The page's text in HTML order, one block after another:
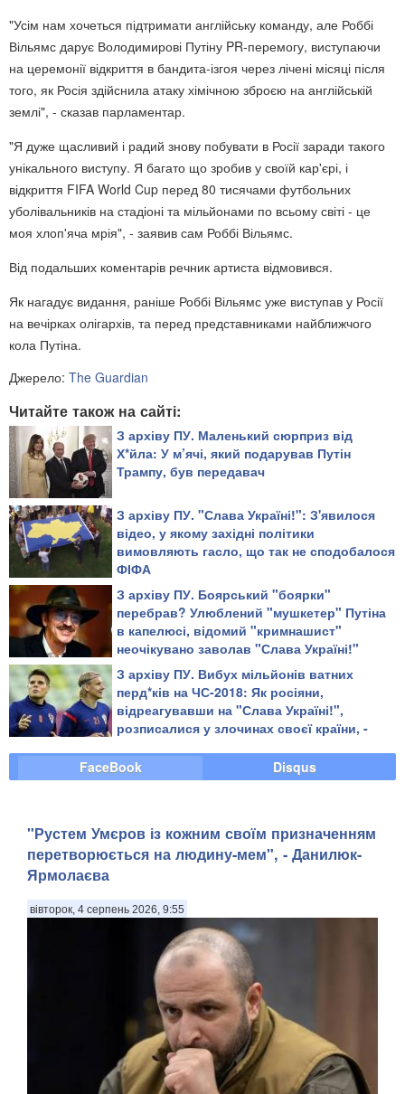
"Усім нам хочеться підтримати англійську команду, але Роббі
Вільямс дарує Володимирові Путіну PR-перемогу, виступаючи
на церемонії відкриття в бандита-ізгоя через лічені місяці після
того, як Росія здійснила атаку хімічною зброєю на англійській
землі", - сказав парламентар.
"Я дуже щасливий і радий знову побувати в Росії заради такого
унікального виступу. Я багато що зробив у своїй кар'єрі, і
відкриття FIFA World Cup перед 80 тисячами футбольних
уболівальників на стадіоні та мільйонами по всьому світі - це
моя хлоп'яча мрія", - заявив сам Роббі Вільямс.
Від подальших коментарів речник артиста відмовився.
Як нагадує видання, раніше Роббі Вільямс уже виступав у Росії
на вечірках олігархів, та перед представниками найближчого
кола Путіна.
Джерело: The Guardian
Читайте також на сайті:
З архіву ПУ. Маленький сюрприз від
Х*йла: У м’ячі, який подарував Путін
Трампу, був передавач
З архіву ПУ. "Слава Україні!": З'явилося
відео, у якому західні політики
вимовляють гасло, що так не сподобалося
ФІФА
З архіву ПУ. Боярський "боярки"
перебрав? Улюблений "мушкетер" Путіна
в капелюсі, відомий "кримнашист"
неочікувано заволав "Слава Україні!"
З архіву ПУ. Вибух мільйонів ватних
перд*ків на ЧС-2018: Як росіяни,
відреагувавши на "Слава Україні!",
розписалися у злочинах своєї країни, -
FaceBook
Disqus
"Рустем Умєров із кожним своїм призначенням
перетворюється на людину-мем", - Данилюк-
Ярмолаєва
вівторок, 4 серпень 2026, 9:55